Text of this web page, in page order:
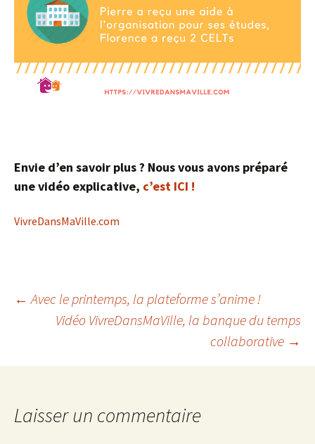
Envie d’en savoir plus ? Nous vous avons préparé
une vidéo explicative, c’est ICI !
VivreDansMaVille.com
Navigation
des
articles
← Avec le printemps, la plateforme s’anime !
Vidéo VivreDansMaVille, la banque du temps
collaborative →
Laisser un commentaire